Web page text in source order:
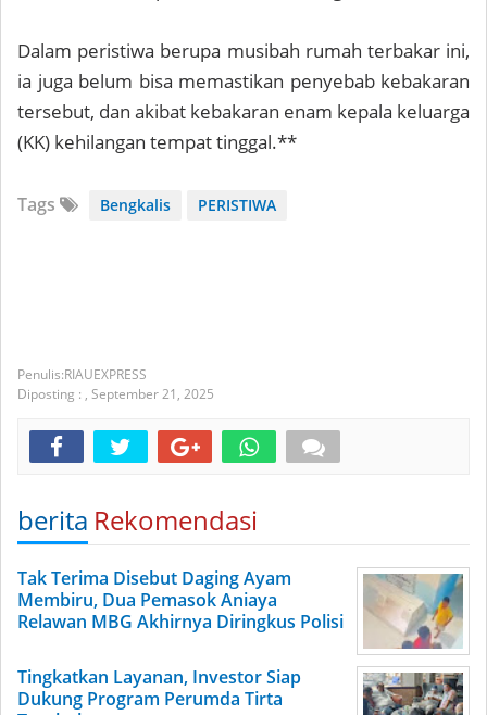
Dalam peristiwa berupa musibah rumah terbakar ini,
ia juga belum bisa memastikan penyebab kebakaran
tersebut, dan akibat kebakaran enam kepala keluarga
(KK) kehilangan tempat tinggal.**
Tags Bengkalis PERISTIWA
RIAUEXPRESS
Diposting : , September 21, 2025
berita Rekomendasi
Tak Terima Disebut Daging Ayam
Membiru, Dua Pemasok Aniaya
Relawan MBG Akhirnya Diringkus Polisi
Tingkatkan Layanan, Investor Siap
Dukung Program Perumda Tirta